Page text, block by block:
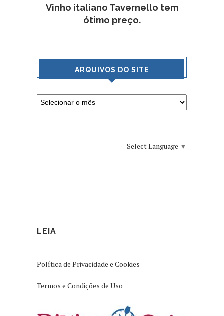
Vinho italiano Tavernello tem
ótimo preço.
ARQUIVOS DO SITE
Select Language ▼
LEIA
Política de Privacidade e Cookies
Termos e Condições de Uso